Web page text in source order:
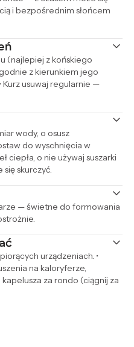
i bezpośrednim słońcem
(najlepiej z końskiego
z kierunkiem jego
Kurz usuwaj regularnie —
wody, o osusz
do wyschnięcia w
ciepła, o nie używaj suszarki
skurczyć.
— świetne do formowania
urządzeniach. •
na kaloryferze,
kapelusza za rondo (ciągnij za